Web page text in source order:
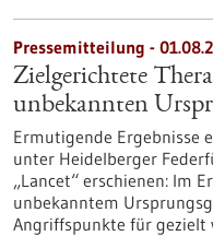
Pressemitteilung -
Zielgerichtete
unbekannten
Ermutigende Ergebnisse
unter Heidelberger
„Lancet“ erschienen: Im
unbekanntem
Angriffspunkte für gezielt